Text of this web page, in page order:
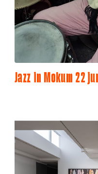
Jazz in Mokum 22